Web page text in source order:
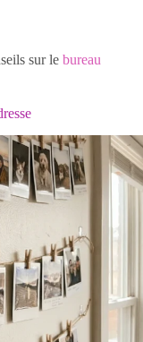
sur le bureau